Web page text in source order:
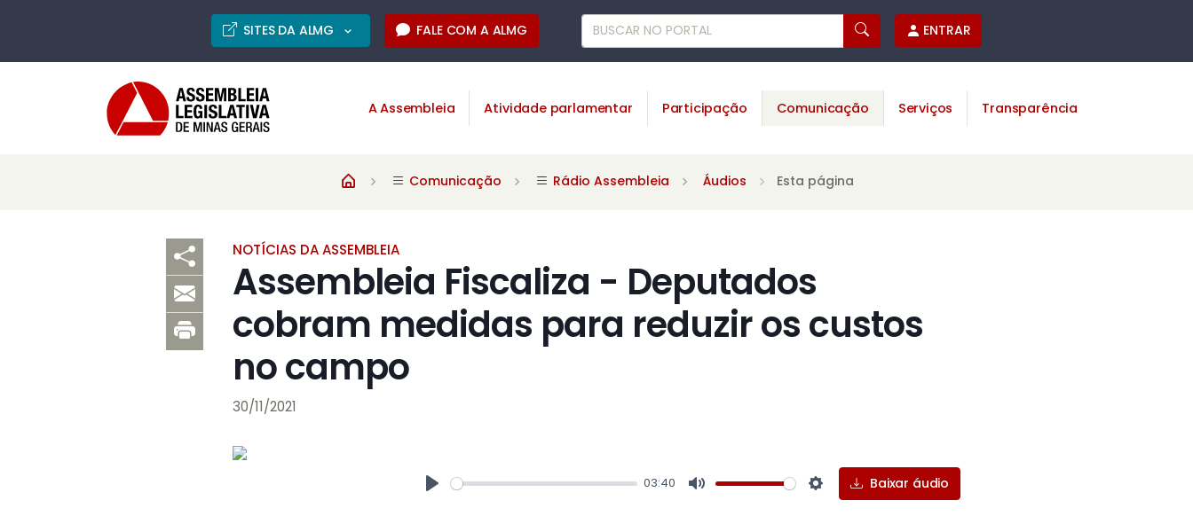
SITES DA ALMG FALE COM A ALMG ENTRAR
A Assembleia Atividade parlamentar Participação Comunicação Serviços Transparência
Comunicação Rádio Assembleia Áudios Esta página
NOTÍCIAS DA ASSEMBLEIA
Assembleia Fiscaliza - Deputados
cobram medidas para reduzir os custos
no campo
30/11/2021
03:40
Settings
Baixar áudio